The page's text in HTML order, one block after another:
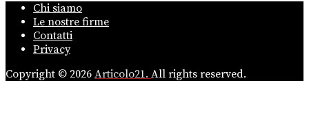
Chi siamo
Le nostre firme
Contatti
Privacy
Copyright © 2026 Articolo21. All rights reserved.